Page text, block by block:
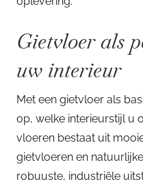
Gietvloer als
uw interieur
Met een gietvloer als
op, welke interieurstijl u
vloeren bestaat uit
gietvloeren en
robuuste, industriële